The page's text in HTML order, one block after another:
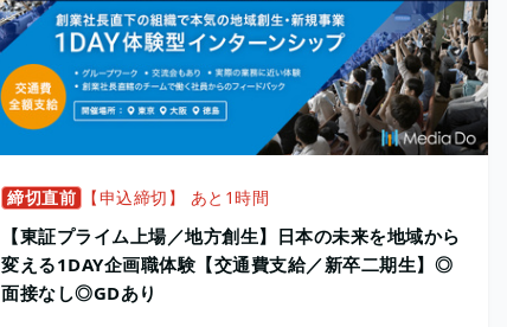
締切直前 【申込締切】 あと1時間
【東証プライム上場／地方創生】日本の未来を地域から
変える1DAY企画職体験【交通費支給／新卒二期生】◎
面接なし◎GDあり